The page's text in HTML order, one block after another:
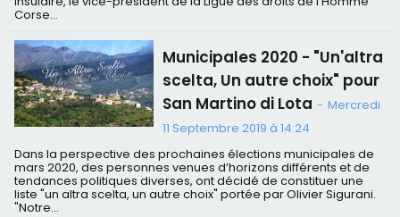
Corse...
Municipales 2020 - "Un'altra
scelta, Un autre choix" pour
San Martino di Lota - Mercredi
11 Septembre 2019 à 14:24
Dans la perspective des prochaines élections municipales de
mars 2020, des personnes venues d’horizons différents et de
tendances politiques diverses, ont décidé de constituer une
liste "un altra scelta, un autre choix" portée par Olivier Sigurani.
"Notre...